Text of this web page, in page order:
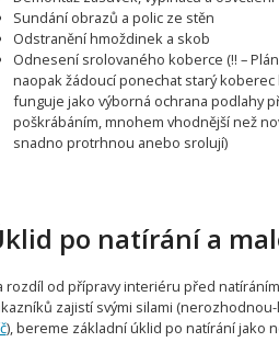
Sundání obrazů a polic ze stěn
Odstranění hmoždinek a skob
Odnesení srolovaného koberce (!! –
naopak žádoucí ponechat starý
funguje jako výborná ochrana podlahy
poškrábáním, mnohem vhodnější než
snadno protrhnou anebo srolují)
po natírání a
rozdíl od přípravy interiéru před
zajistí svými silami
), bereme základní úklid po natírání jako